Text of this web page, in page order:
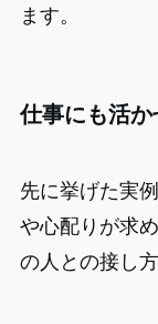
ます。
仕事にも活か
先に挙げた実
や心配りが求
の人との接し